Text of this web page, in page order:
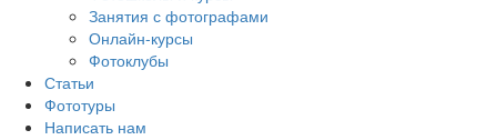
Занятия с фотографами
Онлайн-курсы
Фотоклубы
Статьи
Фототуры
Написать нам